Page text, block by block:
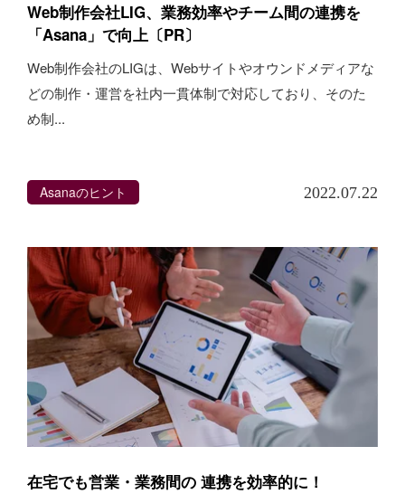
Web制作会社LIG、業務効率やチーム間の連携を
「Asana」で向上〔PR〕
Web制作会社のLIGは、Webサイトやオウンドメディアな
どの制作・運営を社内一貫体制で対応しており、そのた
め制...
Asanaのヒント 2022.07.22
在宅でも営業・業務間の 連携を効率的に！